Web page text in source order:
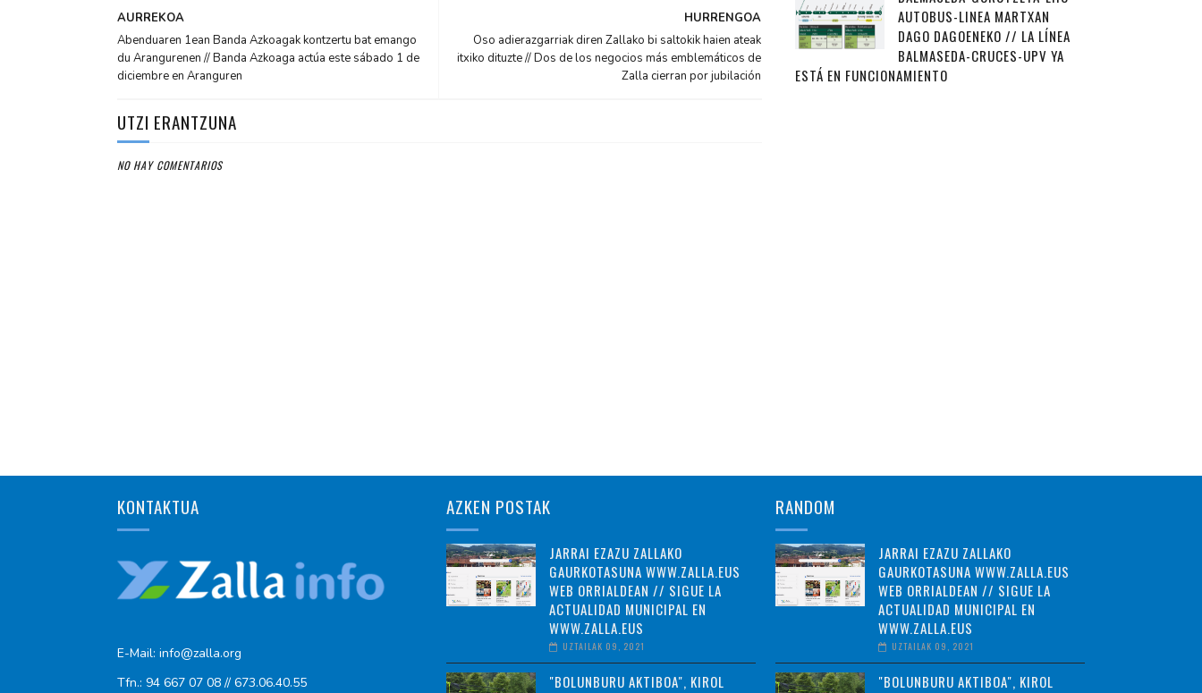
HURRENGOA
Oso adierazgarriak diren Zallako bi saltokik haien ateak
itxiko dituzte // Dos de los negocios más emblemáticos de
Zalla cierran por jubilación
AURREKOA
Abenduaren 1ean Banda Azkoagak kontzertu bat emango
du Arangurenen // Banda Azkoaga actúa este sábado 1 de
diciembre en Aranguren
UTZI ERANTZUNA
NO HAY COMENTARIOS
AUTOBUS-LINEA MARTXAN
DAGO DAGOENEKO // LA LÍNEA
BALMASEDA-CRUCES-UPV YA
ESTÁ EN FUNCIONAMIENTO
KONTAKTUA
E-Mail: info@zalla.org
Tfn.: 94 667 07 08 // 673.06.40.55
AZKEN POSTAK
JARRAI EZAZU ZALLAKO
GAURKOTASUNA WWW.ZALLA.EUS
WEB ORRIALDEAN // SIGUE LA
ACTUALIDAD MUNICIPAL EN
WWW.ZALLA.EUS
UZTAILAK 09, 2021
"BOLUNBURU AKTIBOA", KIROL
RANDOM
JARRAI EZAZU ZALLAKO
GAURKOTASUNA WWW.ZALLA.EUS
WEB ORRIALDEAN // SIGUE LA
ACTUALIDAD MUNICIPAL EN
WWW.ZALLA.EUS
UZTAILAK 09, 2021
"BOLUNBURU AKTIBOA", KIROL